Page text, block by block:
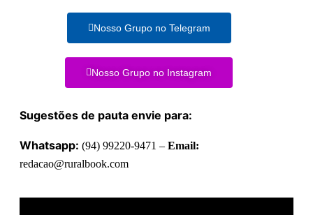
Nosso Grupo no Telegram
Nosso Grupo no Instagram
Sugestões de pauta envie para:
Whatsapp: (94) 99220-9471 – Email:
redacao@ruralbook.com